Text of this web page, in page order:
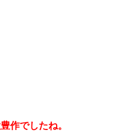
作でしたね。